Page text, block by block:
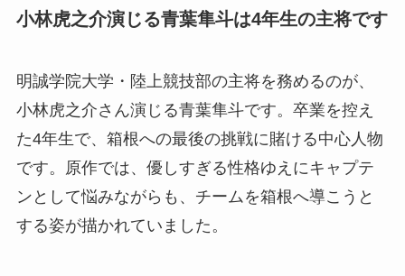
小林虎之介演じる青葉隼斗は4年生の主将です
明誠学院大学・陸上競技部の主将を務めるのが、
小林虎之介さん演じる青葉隼斗です。卒業を控え
た4年生で、箱根への最後の挑戦に賭ける中心人物
です。原作では、優しすぎる性格ゆえにキャプテ
ンとして悩みながらも、チームを箱根へ導こうと
する姿が描かれていました。